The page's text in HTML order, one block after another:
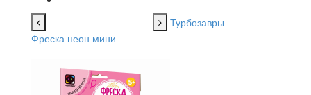
Турбозавры
Фреска неон мини